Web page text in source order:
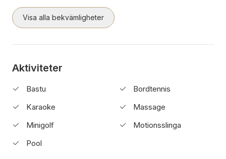
Visa alla bekvämligheter
Aktiviteter
Bastu
Bordtennis
Karaoke
Massage
Minigolf
Motionsslinga
Pool